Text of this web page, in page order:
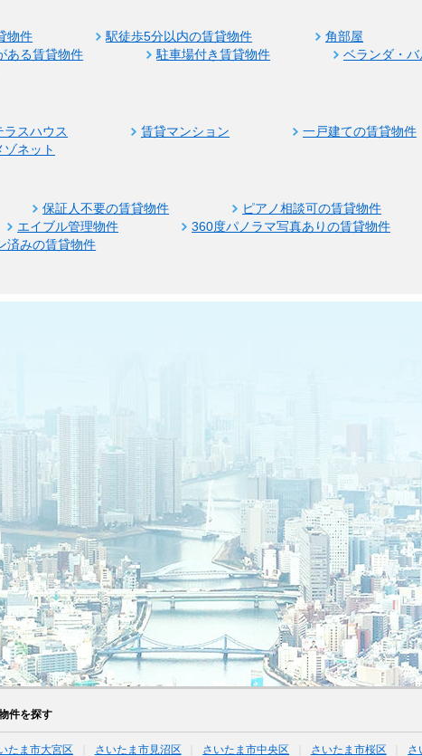
物件 駅徒歩5分以内の賃貸物件
角部屋
ある賃貸物件
駐車場付き賃貸物件
ベランダ・
ラスハウス 賃貸マンション 一戸建ての賃貸物件
ゾネット
保証人不要の賃貸物件 ピアノ相談可の賃貸物件
エイブル管理物件 360度パノラマ写真ありの賃貸物件
済みの賃貸物件
件を探す
たま市大宮区 さいたま市見沼区 さいたま市中央区 さいたま市桜区 さ